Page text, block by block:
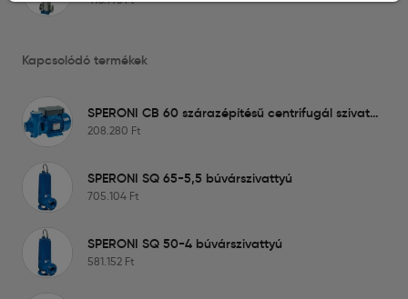
Kapcsolódó termékek
SPERONI CB 60 szárazépítésű centrifugál szivattyú
208.280 Ft
SPERONI SQ 65-5,5 búvárszivattyú
705.104 Ft
SPERONI SQ 50-4 búvárszivattyú
581.152 Ft